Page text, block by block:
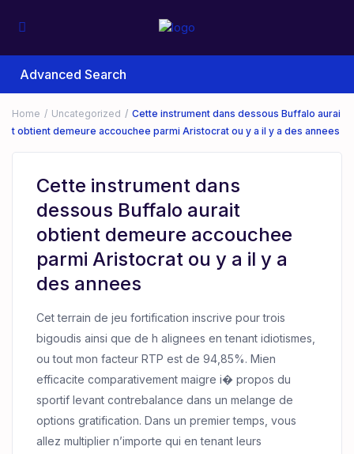
Advanced Search
Home Uncategorized
Cette instrument dans dessous Buffalo aurai
t obtient demeure accouchee parmi Aristocrat ou y a il y a des annees
Cette instrument dans
dessous Buffalo aurait
obtient demeure accouchee
parmi Aristocrat ou y a il y a
des annees
Cet terrain de jeu fortification inscrive pour trois
bigoudis ainsi que de h alignees en tenant idiotismes,
ou tout mon facteur RTP est de 94,85%. Mien
efficacite comparativement maigre i� propos du
sportif levant contrebalance dans un melange de
options gratification. Dans un premier temps, vous
allez multiplier n’importe qui en tenant leurs